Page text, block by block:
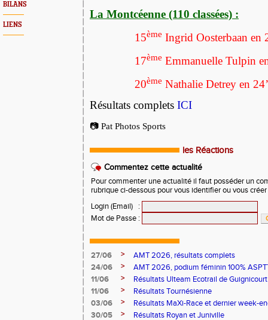
BILANS
LIENS
La Montcéenne (110 classées) :
15ème Ingrid Oosterbaan en
17ème Emmanuelle Tulpin
20ème Nathalie Detrey en
Résultats complets ICI
📷 Pat Photos Sports
les Réactions
Commentez cette actualité
Pour commenter une actualité il faut posséder un
rubrique ci-dessous pour vous identifier ou vous
Login (Email)
:
Mot de Passe :
27/06 >
AMT 2026, résultats complets
24/06
>
AMT 2026, podium féminin 100%
11/06
>
Résultats Ulteam Ecotrail de Guignicourt
11/06
>
Résultats Tournésienne
03/06
>
Résultats MaXi-Race et dernier week-
30/05
>
Résultats Royan et Juniville